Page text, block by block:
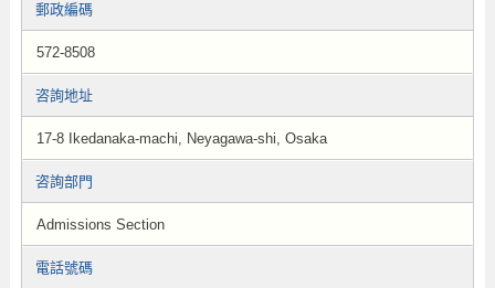
郵政編碼
572-8508
咨詢地址
17-8 Ikedanaka-machi, Neyagawa-shi, Osaka
咨詢部門
Admissions Section
電話號碼